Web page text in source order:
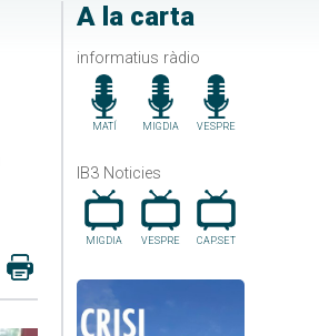
A la carta
informatius ràdio
MATÍ MIGDIA VESPRE
IB3 Noticies
MIGDIA VESPRE CAP.SET